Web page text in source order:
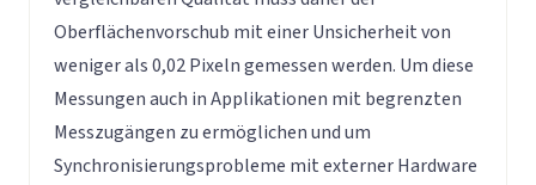
Oberflächenvorschub mit einer Unsicherheit von
weniger als 0,02 Pixeln gemessen werden. Um diese
Messungen auch in Applikationen mit begrenzten
Messzugängen zu ermöglichen und um
Synchronisierungsprobleme mit externer Hardware